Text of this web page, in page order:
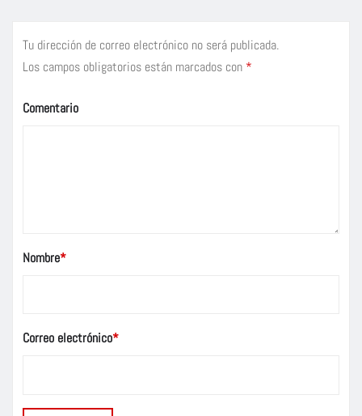
Tu dirección de correo electrónico no será publicada.
Los campos obligatorios están marcados con *
Comentario
Nombre*
Correo electrónico*